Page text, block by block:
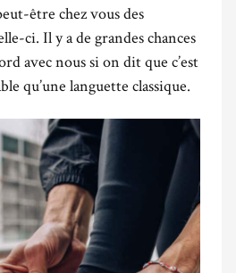
être chez vous des
ci. Il y a de grandes chances
avec nous si on dit que c’est
qu’une languette classique.